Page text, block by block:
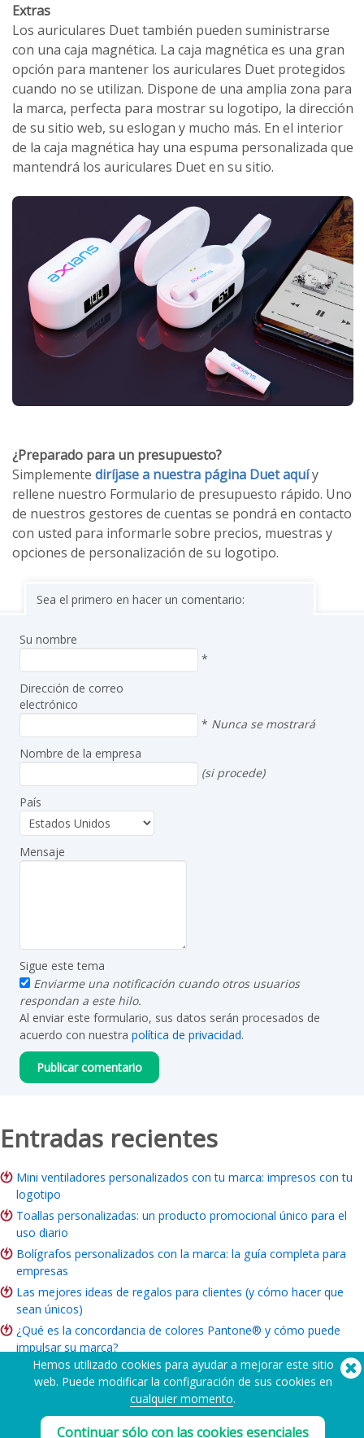
Extras
Los auriculares Duet también pueden suministrarse
con una caja magnética. La caja magnética es una gran
opción para mantener los auriculares Duet protegidos
cuando no se utilizan. Dispone de una amplia zona para
la marca, perfecta para mostrar su logotipo, la dirección
de su sitio web, su eslogan y mucho más. En el interior
de la caja magnética hay una espuma personalizada que
mantendrá los auriculares Duet en su sitio.
¿Preparado para un presupuesto?
Simplemente diríjase a nuestra página Duet aquíy
rellene nuestro Formulario de presupuesto rápido. Uno
de nuestros gestores de cuentas se pondrá en contacto
con usted para informarle sobre precios, muestras y
opciones de personalización de su logotipo.
Sea el primero en hacer un comentario:
Su nombre
*
Dirección de correo
electrónico
* Nunca se mostrará
Nombre de la empresa
(si procede)
País
Mensaje
Sigue este tema
Enviarme una notificación cuando otros usuarios
respondan a este hilo.
Al enviar este formulario, sus datos serán procesados de
acuerdo con nuestra política de privacidad.
Entradas recientes
Mini ventiladores personalizados con tu marca: impresos con tu
logotipo
Toallas personalizadas: un producto promocional único para el
uso diario
Bolígrafos personalizados con la marca: la guía completa para
empresas
Las mejores ideas de regalos para clientes (y cómo hacer que
sean únicos)
¿Qué es la concordancia de colores Pantone® y cómo puede
impulsar su marca?
ROI del merchandising de marca: ¿Vale la pena para su empresa?
Guía de artículos benéficos: Ideas, presupuesto y cómo hacer
Hemos utilizado cookies para ayudar a mejorar este sitio
web. Puede modificar la configuración de sus cookies en
cualquier momento.
Continuar sólo con las cookies esenciales